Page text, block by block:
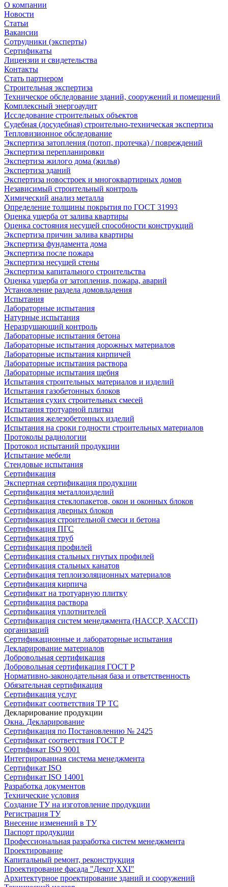
О компании
Новости
Статьи
Вакансии
Сотрудники (эксперты)
Сертификаты
Лицензии и свидетельства
Контакты
Стать партнером
Строительная экспертиза
Техническое обследование зданий, сооружений и помещений
Комплексный энергоаудит
Исследование строительных объектов
Судебная (досудебная) строительно-техническая экспертиза
Тепловизионное обследование
Экспертиза затопления (потоп, протечка) / повреждений
Экспертиза перепланировки
Экспертиза жилого дома (жилья)
Экспертиза зданий
Экспертиза новостроек и многоквартирных домов
Независимый строительный контроль
Химический анализ металла
Определение толщины покрытия по ГОСТ 31993
Оценка ущерба от залива квартиры
Оценка состояния несущей способности конструкций
Экспертиза причин залива квартиры
Экспертиза фундамента дома
Экспертиза после пожара
Экспертиза несущей стены
Экспертиза капитального строительства
Оценка ущерба от затопления, пожара, аварий
Установление раздела домовладения
Испытания
Лабораторные испытания
Натурные испытания
Неразрушающий контроль
Лабораторные испытания бетона
Лабораторные испытания дорожных материалов
Лабораторные испытания кирпичей
Лабораторные испытания раствора
Лабораторные испытания щебня
Испытания строительных материалов и изделий
Испытания газобетонных блоков
Испытания сухих строительных смесей
Испытания тротуарной плитки
Испытания железобетонных изделий
Испытания на сроки годности строительных материалов
Протоколы радиологии
Протокол испытаний продукции
Испытание мебели
Стендовые испытания
Сертификация
Экспертная сертификация продукции
Сертификация металлоизделий
Сертификация стеклопакетов, окон и оконных блоков
Сертификация дверных блоков
Сертификация строительной смеси и бетона
Сертификация ПГС
Сертификация труб
Сертификация профилей
Сертификация стальных гнутых профилей
Сертификация стальных канатов
Сертификация теплоизоляционных материалов
Сертификация кирпича
Сертификат на тротуарную плитку
Сертификация раствора
Сертификация уплотнителей
Сертификация систем менеджмента (HACCP, ХАССП)
организаций
Сертификационные и лабораторные испытания
Декларирование материалов
Добровольная сертификация
Добровольная сертификация ГОСТ Р
Нормативно-законодательная база и ответственность
Обязательная сертификация
Сертификация услуг
Сертификат соответствия ТР ТС
Декларирование продукции
Окна. Декларирование
Сертификация по Постановлению № 2425
Сертификат соответствия ГОСТ Р
Сертификат ISO 9001
Интегрированная система менеджмента
Сертификат ISO
Сертификат ISO 14001
Разработка документов
Технические условия
Создание ТУ на изготовление продукции
Регистрация ТУ
Внесение изменений в ТУ
Паспорт продукции
Профессиональная разработка систем менеджмента
Проектирование
Капитальный ремонт, реконструкция
Проектирование фасада "Декот XXI"
Архитектурное проектирование зданий и сооружений